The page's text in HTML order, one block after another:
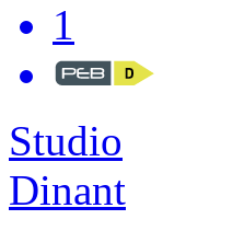
1
Studio
Dinant